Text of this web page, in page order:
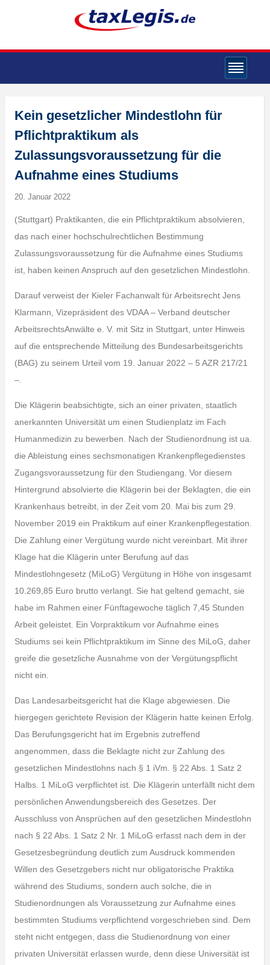
Kein gesetzlicher Mindestlohn für
Pflichtpraktikum als
Zulassungsvoraussetzung für die
Aufnahme eines Studiums
20. Januar 2022
(Stuttgart) Praktikanten, die ein Pflichtpraktikum absolvieren,
das nach einer hochschulrechtlichen Bestimmung
Zulassungsvoraussetzung für die Aufnahme eines Studiums
ist, haben keinen Anspruch auf den gesetzlichen Mindestlohn.
Darauf verweist der Kieler Fachanwalt für Arbeitsrecht Jens
Klarmann, Vizepräsident des VDAA – Verband deutscher
ArbeitsrechtsAnwälte e. V. mit Sitz in Stuttgart, unter Hinweis
auf die entsprechende Mitteilung des Bundesarbeitsgerichts
(BAG) zu seinem Urteil vom 19. Januar 2022 – 5 AZR 217/21
–.
Die Klägerin beabsichtigte, sich an einer privaten, staatlich
anerkannten Universität um einen Studienplatz im Fach
Humanmedizin zu bewerben. Nach der Studienordnung ist ua.
die Ableistung eines sechsmonatigen Krankenpflegedienstes
Zugangsvoraussetzung für den Studiengang. Vor diesem
Hintergrund absolvierte die Klägerin bei der Beklagten, die ein
Krankenhaus betreibt, in der Zeit vom 20. Mai bis zum 29.
November 2019 ein Praktikum auf einer Krankenpflegestation.
Die Zahlung einer Vergütung wurde nicht vereinbart. Mit ihrer
Klage hat die Klägerin unter Berufung auf das
Mindestlohngesetz (MiLoG) Vergütung in Höhe von insgesamt
10.269,85 Euro brutto verlangt. Sie hat geltend gemacht, sie
habe im Rahmen einer Fünftagewoche täglich 7,45 Stunden
Arbeit geleistet. Ein Vorpraktikum vor Aufnahme eines
Studiums sei kein Pflichtpraktikum im Sinne des MiLoG, daher
greife die gesetzliche Ausnahme von der Vergütungspflicht
nicht ein.
Das Landesarbeitsgericht hat die Klage abgewiesen. Die
hiergegen gerichtete Revision der Klägerin hatte keinen Erfolg.
Das Berufungsgericht hat im Ergebnis zutreffend
angenommen, dass die Beklagte nicht zur Zahlung des
gesetzlichen Mindestlohns nach § 1 iVm. § 22 Abs. 1 Satz 2
Halbs. 1 MiLoG verpflichtet ist. Die Klägerin unterfällt nicht dem
persönlichen Anwendungsbereich des Gesetzes. Der
Ausschluss von Ansprüchen auf den gesetzlichen Mindestlohn
nach § 22 Abs. 1 Satz 2 Nr. 1 MiLoG erfasst nach dem in der
Gesetzesbegründung deutlich zum Ausdruck kommenden
Willen des Gesetzgebers nicht nur obligatorische Praktika
während des Studiums, sondern auch solche, die in
Studienordnungen als Voraussetzung zur Aufnahme eines
bestimmten Studiums verpflichtend vorgeschrieben sind. Dem
steht nicht entgegen, dass die Studienordnung von einer
privaten Universität erlassen wurde, denn diese Universität ist